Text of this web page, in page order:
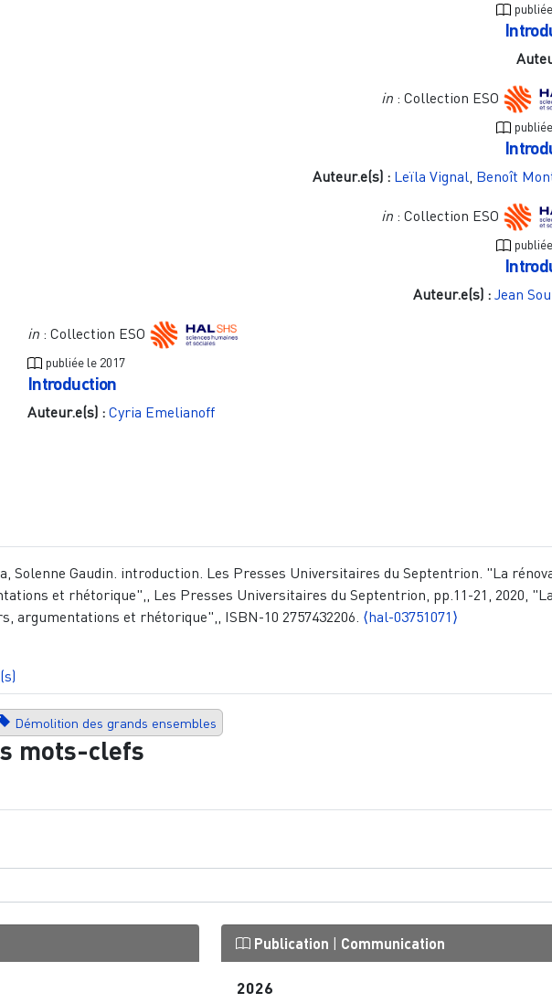
in: Collection ESO
Auteur.e(s) : Leïla Vignal, Benoît
in: Collection ESO
Auteur.e(s) : Jean
in: Collection ESO
publiée le 2017
Introduction
Auteur.e(s) : Cyria Emelianoff
Solenne Gaudin. introduction. Les Presses Universitaires du Septentrion. "La
et rhétorique",, Les Presses Universitaires du Septentrion, pp.11-21, 2020,
argumentations et rhétorique",, ISBN-10 2757432206. ⟨hal-03751071⟩
Démolition des grands ensembles
mots-clefs
Publication Communication
2026